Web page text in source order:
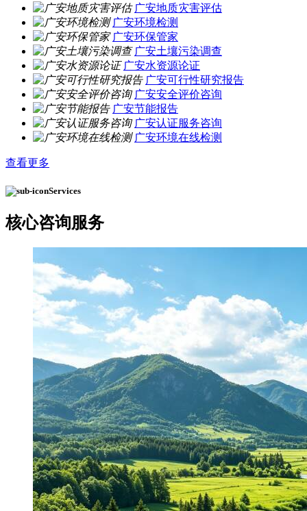
广安地质灾害评估
广安环境检测
广安环保管家
广安土壤污染调查
广安水资源论证
广安可行性研究报告
广安安全评价咨询
广安节能报告
广安认证服务咨询
广安环境在线检测
查看更多
Services
核心咨询服务